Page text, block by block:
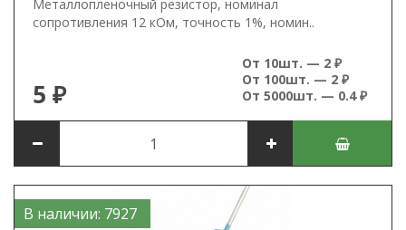
Металлопленочный резистор, номинал
сопротивления 12 кОм, точность 1%, номин..
5 ₽
От 10шт. — 2 ₽
От 100шт. — 2 ₽
От 5000шт. — 0.4 ₽
В наличии: 7927